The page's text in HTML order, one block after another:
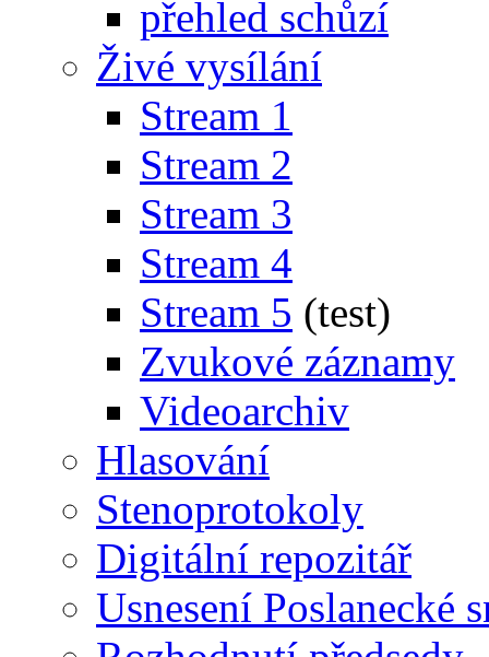
přehled schůzí
Živé vysílání
Stream 1
Stream 2
Stream 3
Stream 4
Stream 5 (test)
Zvukové záznamy
Videoarchiv
Hlasování
Stenoprotokoly
Digitální repozitář
Usnesení Poslanecké